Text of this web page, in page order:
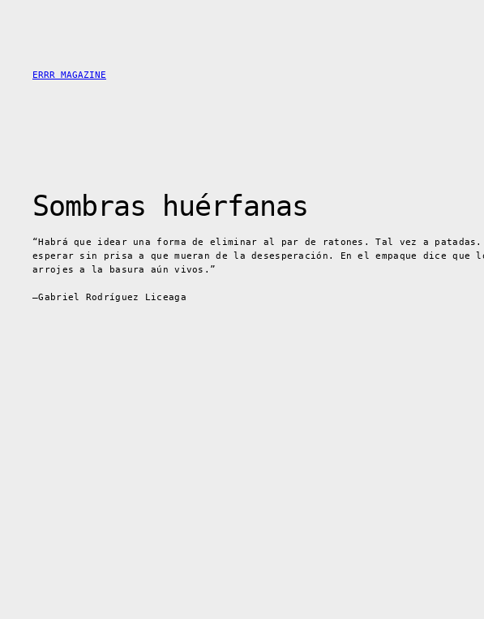
ERRR MAGAZINE
Sombras huérfanas
“Habrá que idear una forma de eliminar al par de ratones. Tal vez a patadas.
esperar sin prisa a que mueran de la desesperación. En el empaque dice que
arrojes a la basura aún vivos.”
–Gabriel Rodríguez Liceaga